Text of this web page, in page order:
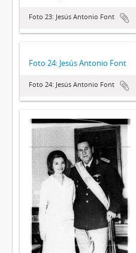
Foto 23: Jesús Antonio Font
Foto 24: Jesús Antonio Font
Foto 24: Jesús Antonio Font